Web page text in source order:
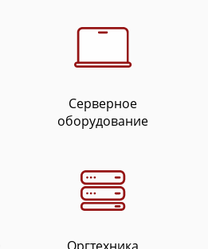
Серверное
оборудование